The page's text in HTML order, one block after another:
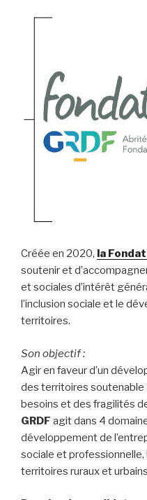
Créée en 2020, la
soutenir et
et sociales d’intérêt
l’inclusion sociale et le
territoires.
Son objectif :
Agir en faveur d’un
des territoires soutenable
besoins et des fragilités
GRDF agit dans 4
développement de
sociale et
territoires ruraux et